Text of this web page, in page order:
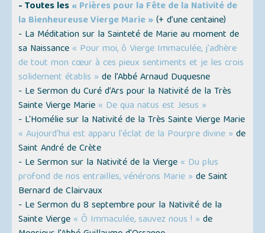
- Toutes les« Prières pour la Fête de la Nativité de
la Bienheureuse Vierge Marie »(+ d’une centaine)
- La Méditation sur la Sainteté de Marie au moment de
sa Naissance « Pour moi, ô Vierge Immaculée, j'adhère
de tout mon cœur à ces pieux sentiments et je les crois
solidement établis » de l’Abbé Arnaud Duquesne
- Le Sermon du Curé d’Ars pour la Nativité de la Très
Sainte Vierge Marie « De qua natus est Jesus »
- L'Homélie sur la Nativité de la Très Sainte Vierge Marie
« Aujourd'hui est apparu l'éclat de la Pourpre divine » de
Saint André de Crète
- Le Sermon sur la Nativité de la Vierge « Du plus
profond de nos entrailles, vénérons Marie » de Saint
Bernard de Clairvaux
- Le Sermon du 8 septembre pour la Nativité de la
Sainte Vierge « Ô Immaculée, sauvez nous ! » de